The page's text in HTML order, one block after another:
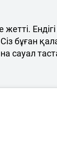
бұған
сауал